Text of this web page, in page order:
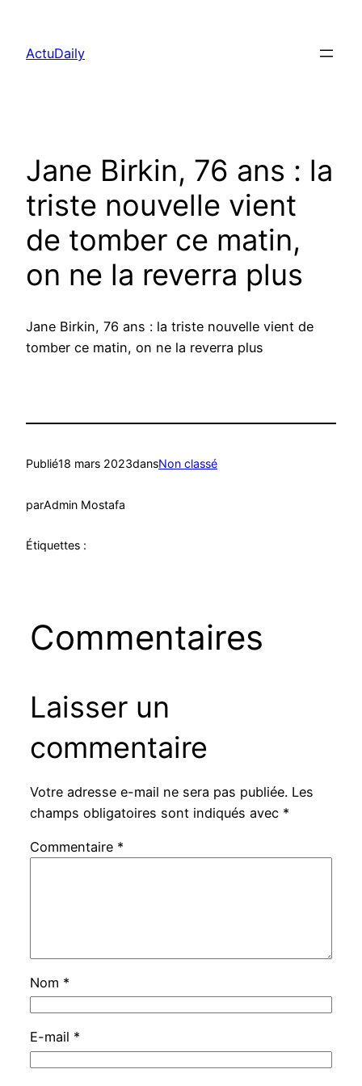
contenu
ActuDaily
Jane Birkin, 76 ans : la
triste nouvelle vient
de tomber ce matin,
on ne la reverra plus
Jane Birkin, 76 ans : la triste nouvelle vient de
tomber ce matin, on ne la reverra plus
Publié18 mars 2023dansNon classé
parAdmin Mostafa
Étiquettes :
Commentaires
Laisser un
commentaire
Votre adresse e-mail ne sera pas publiée. Les
champs obligatoires sont indiqués avec *
Commentaire *
Nom *
E-mail *